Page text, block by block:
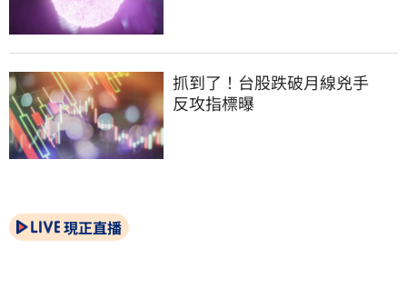
抓到了！台股跌破月線兇手
反攻指標曝
現正直播